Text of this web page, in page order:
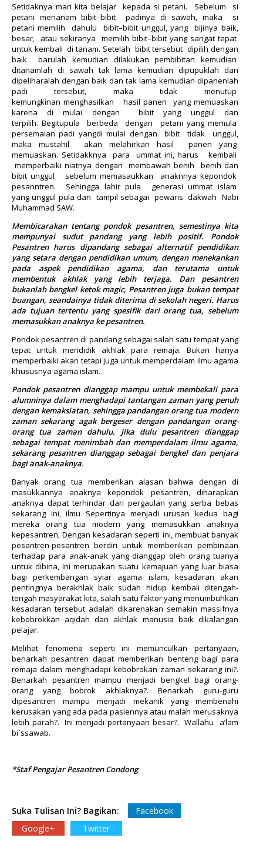
Setidaknya mari kita belajar kepada si petani. Sebelum si
petani menanam bibit–bibit padinya di sawah, maka si
petani memilih dahulu bibit–bibit unggul, yang bijinya baik,
besar, atau sekiranya memilih bibit–bibit yang sangat tepat
untuk kembali di tanam. Setelah bibit tersebut dipilih dengan
baik barulah kemudian dilakukan pembibitan kemudian
ditanamlah di sawah tak lama kemudian dipupuklah dan
dipeliharalah dengan baik dan tak lama kemudian dipanenlah
padi tersebut, maka tidak menutup
kemungkinan menghasilkan hasil panen yang memuaskan
karena di mulai dengan bibit yang unggul dan
terpilih. Begitupula berbeda dengan petani yang memula
persemaian padi yangdi mulai dengan bibit tidak unggul,
maka mustahil akan melahirkan hasil panen yang
memuaskan. Setidakknya para ummat ini, harus kembali
memperbaiki niatnya dengan membawah benih benih dan
bibit unggul sebelum memasaukkan anaknnya kepondok
pesanntren. Sehingga lahir pula generasi ummat islam
yang unggul pula dan tampil sebagai pewaris dakwah Nabi
Muhammad SAW.
Membicarakan tentang pondok pesantren, semestinya kita
mempunyai sudut pandang yang lebih positif. Pondok
Pesantren harus dipandang sebagai alternatif pendidikan
yang setara dengan pendidikan umum, dengan menekankan
pada aspek pendidikan agama, dan terutama untuk
membentuk akhlak yang lebih terjaga. Dan pesantren
bukanlah bengkel ketok magic, Pesantren juga bukan tempat
buangan, seandainya tidak diterima di sekolah negeri. Harus
ada tujuan tertentu yang spesifik dari orang tua, sebelum
memasukkan anaknya ke pesantren.
Pondok pesantren di pandang sebagai salah satu tempat yang
tepat untuk mendidik akhlak para remaja. Bukan hanya
memperbaiki akan tetapi juga untuk memperdalam ilmu agama
khususnya agama islam.
Pondok pesantren dianggap mampu untuk membekali para
alumninya dalam menghadapi tantangan zaman yang penuh
dengan kemaksiatan, sehingga pandangan orang tua modern
zaman sekarang agak bergeser dengan pandangan orang-
orang tua zaman dahulu. Jika dulu pesantren dianggap
sebagai tempat menimbah dan memperdalam ilmu agama,
sekarang pesantren dianggap sebagai bengkel dan penjara
bagi anak-anaknya.
Banyak orang tua memberikan alasan bahwa dengan di
masukkannya anaknya kepondok pesantren, diharapkan
anaknya dapat terhindar dari pergaulan yang serba bebas
sekarang ini, ilmu Sepertinya menjadi urusan kedua bagi
mereka orang tua modern yang memasukkan anaknya
kepesantren, Dengan kesadaran seperti ini, membuat banyak
pesantren-pesantren berdiri untuk memberikan pembinaan
terhadap para anak-anak yang dianggap oleh orang tuanya
untuk dibina, Ini merupakan suatu kemajuan yang luar biasa
bagi perkembangan syiar agama islam, kesadaran akan
pentingnya berakhlak baik sudah hidup kembali ditengah-
tengah masyarakat kita, salah satu faktor yang menumbuhkan
kesadaran tersebut adalah dikarenakan semakin massifnya
kebobrokkan aqidah dan akhlak manusia baik dikalangan
pelajar.
Melihat fenomena seperti ini memunculkan pertanyaan,
benarkah pesantren dapat memberikan benteng bagi para
remaja dalam menghadapi kebobrokan zaman sekarang ini?.
Benarkah pesantren mampu menjadi bengkel bagi orang-
orang yang bobrok akhlaknya?. Benarkah guru-guru
dipesantren mampu menjadi mekanik yang membenahi
kerusakan yang ada pada pasiennya atau malah merusaknya
lebih parah?. Ini menjadi pertanyaan besar?. Wallahu a’lam
bi`ssawab.
*Staf Pengajar Pesantren Condong
Suka Tulisan Ini? Bagikan:
Facebook
Google+
Twitter